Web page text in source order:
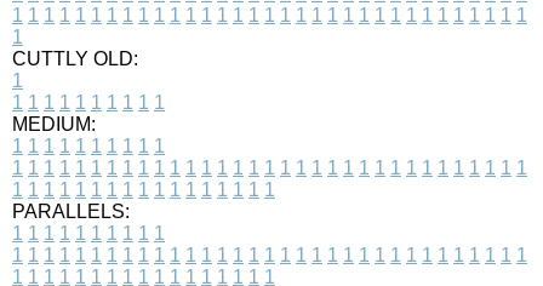
1 1 1 1 1 1 1 1 1 1 1 1 1 1 1 1 1 1 1 1 1 1 1 1 1 1 1 1 1 1 1 1 1
1
CUTTLY OLD:
1
1 1 1 1 1 1 1 1 1 1
MEDIUM:
1 1 1 1 1 1 1 1 1 1
1 1 1 1 1 1 1 1 1 1 1 1 1 1 1 1 1 1 1 1 1 1 1 1 1 1 1 1 1 1 1 1 1
1 1 1 1 1 1 1 1 1 1 1 1 1 1 1 1 1
PARALLELS:
1 1 1 1 1 1 1 1 1 1
1 1 1 1 1 1 1 1 1 1 1 1 1 1 1 1 1 1 1 1 1 1 1 1 1 1 1 1 1 1 1 1 1
1 1 1 1 1 1 1 1 1 1 1 1 1 1 1 1 1